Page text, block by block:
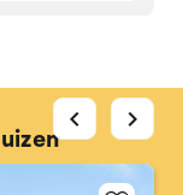
chevron_left chevron_right